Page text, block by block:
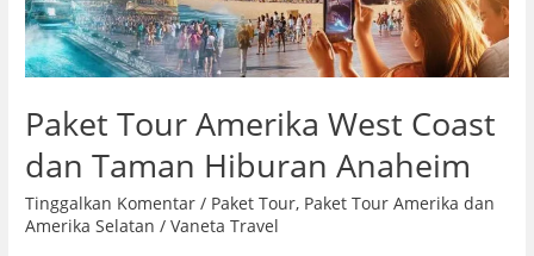
Paket Tour Amerika West Coast
dan Taman Hiburan Anaheim
Tinggalkan Komentar / Paket Tour, Paket Tour Amerika dan
Amerika Selatan /Vaneta Travel